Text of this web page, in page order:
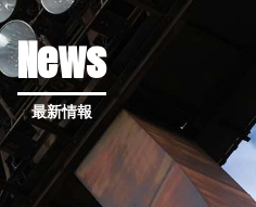
News
最新情報